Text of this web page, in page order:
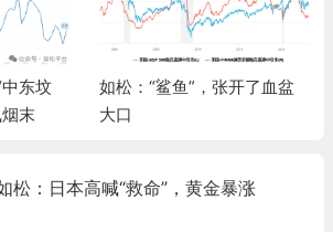
东坟
末
如松：“鲨鱼”，张开了血盆
大口
松：日本高喊“救命”，黄金暴涨